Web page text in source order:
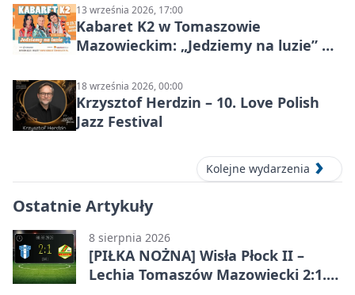
13 września 2026, 17:00
Kabaret K2 w Tomaszowie
Mazowieckim: „Jedziemy na luzie” w
Społecznej
18 września 2026, 00:00
Krzysztof Herdzin – 10. Love Polish
Jazz Festival
Kolejne wydarzenia
Ostatnie Artykuły
8 sierpnia 2026
[PIŁKA NOŻNA] Wisła Płock II –
Lechia Tomaszów Mazowiecki 2:1.